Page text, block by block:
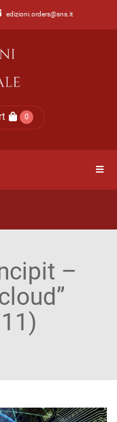
edizioni.orders@sns.it
0
–